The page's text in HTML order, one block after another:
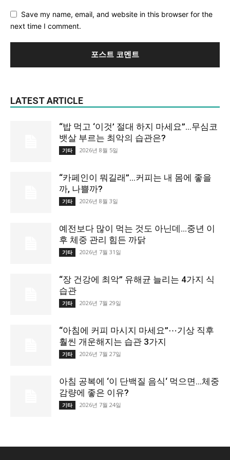
Save my name, email, and website in this browser for the
next time I comment.
LATEST ARTICLE
“밥 먹고 ‘이것’ 절대 하지 마세요”…무심코
뱃살 부르는 최악의 습관은?
기타 2026년 8월 5일
“카페인이 뭐길래”…커피는 내 몸에 좋을
까, 나쁠까?
기타 2026년 8월 3일
예전보다 많이 먹는 것도 아닌데…중년 이
후 체중 관리 힘든 까닭
기타 2026년 7월 31일
“장 건강에 최악” 유해균 늘리는 4가지 식
습관
기타 2026년 7월 29일
“아침에 커피 마시지 마세요”⋯기상 직후
훨씬 개운해지는 습관 3가지
기타 2026년 7월 27일
아침 공복에 ‘이 단백질 음식‘ 먹으면…체중
감량에 좋은 이유?
기타 2026년 7월 24일